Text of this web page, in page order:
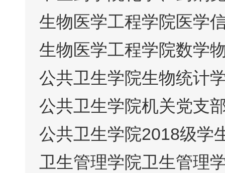
生物医学工程学院医学
生物医学工程学院数学
公共卫生学院生物统计
公共卫生学院机关党支
公共卫生学院2018级学
卫生管理学院卫生管理